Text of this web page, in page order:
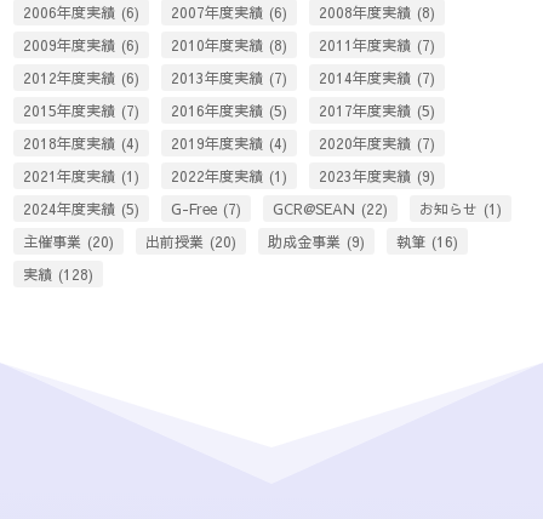
2006年度実績 (6) 2007年度実績 (6) 2008年度実績 (8)
2009年度実績 (6) 2010年度実績 (8) 2011年度実績 (7)
2012年度実績 (6) 2013年度実績 (7) 2014年度実績 (7)
2015年度実績 (7) 2016年度実績 (5) 2017年度実績 (5)
2018年度実績 (4) 2019年度実績 (4) 2020年度実績 (7)
2021年度実績 (1) 2022年度実績 (1) 2023年度実績 (9)
2024年度実績 (5) G-Free (7) GCR@SEAN (22) お知らせ (1)
主催事業 (20) 出前授業 (20) 助成金事業 (9) 執筆 (16)
実績 (128)